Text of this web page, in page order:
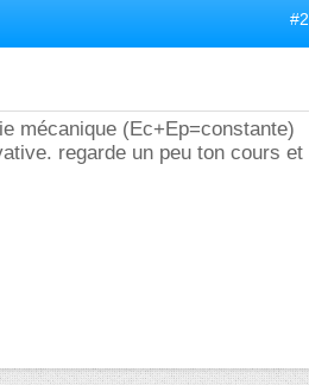
#2
mécanique (Ec+Ep=constante)
regarde un peu ton cours et